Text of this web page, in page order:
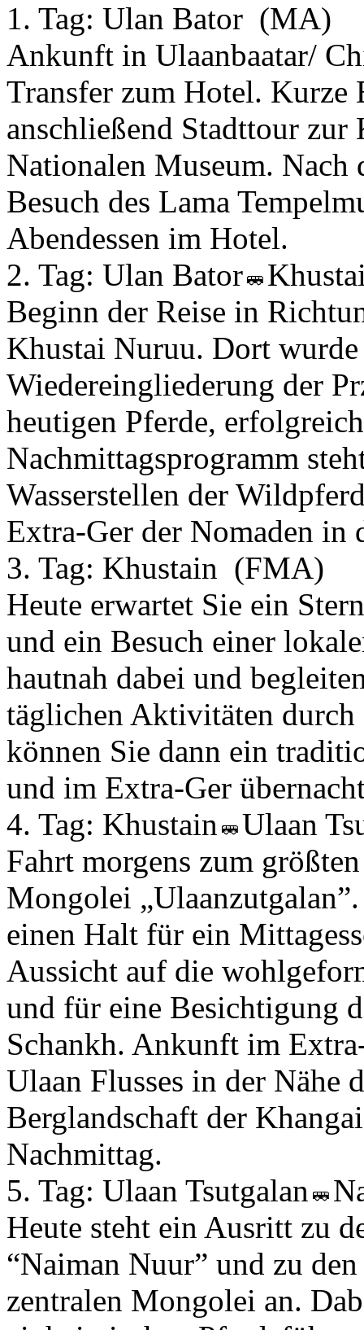
1. Tag: Ulan Bator (MA)
Ankunft in Ulaanbaatar/
Transfer zum Hotel. Kurze
anschließend Stadttour zur
Nationalen Museum. Nach
Besuch des Lama
Abendessen im Hotel.
2. Tag: Ulan Bator
Beginn der Reise in
Khustai Nuruu. Dort
Wiedereingliederung der
heutigen Pferde,
Nachmittagsprogramm
Wasserstellen der
Extra-Ger der Nomaden in
3. Tag: Khustain (FMA)
Heute erwartet Sie ein
und ein Besuch einer
hautnah dabei und
täglichen Aktivitäten
können Sie dann ein
und im Extra-Ger
4. Tag: Khustain
Ulaan
Fahrt morgens zum
Mongolei
einen Halt für ein
Aussicht auf die
und für eine Besichtigung
Schankh. Ankunft im
Ulaan Flusses in der Nähe
Berglandschaft der
Nachmittag.
5. Tag: Ulaan Tsutgalan
Heute steht ein Ausritt zu
“Naiman Nuur” und zu
zentralen Mongolei an.